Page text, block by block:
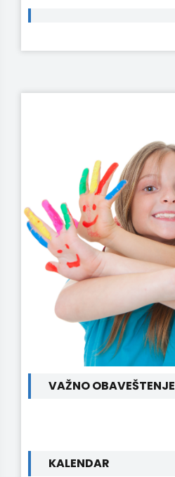
VAŽNO OBAVEŠTENJE
KALENDAR